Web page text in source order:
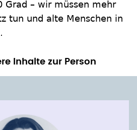
Grad – wir müssen mehr
tun und alte Menschen in
Inhalte zur Person